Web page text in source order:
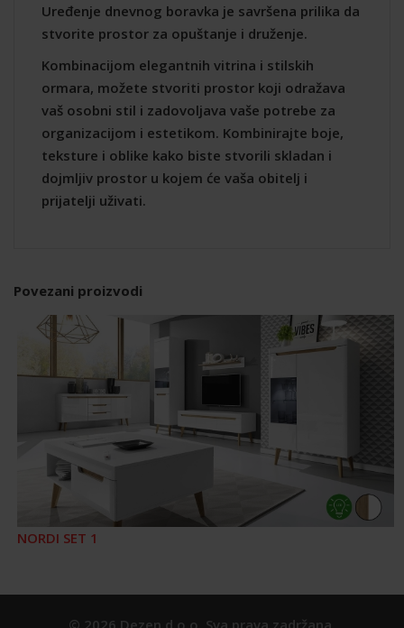
Uređenje dnevnog boravka je savršena prilika da
stvorite prostor za opuštanje i druženje.
Kombinacijom elegantnih vitrina i stilskih
ormara, možete stvoriti prostor koji odražava
vaš osobni stil i zadovoljava vaše potrebe za
organizacijom i estetikom. Kombinirajte boje,
teksture i oblike kako biste stvorili skladan i
dojmljiv prostor u kojem će vaša obitelj i
prijatelji uživati.
Povezani proizvodi
NORDI SET 1
© 2026 Dezen d.o.o. Sva prava zadržana.